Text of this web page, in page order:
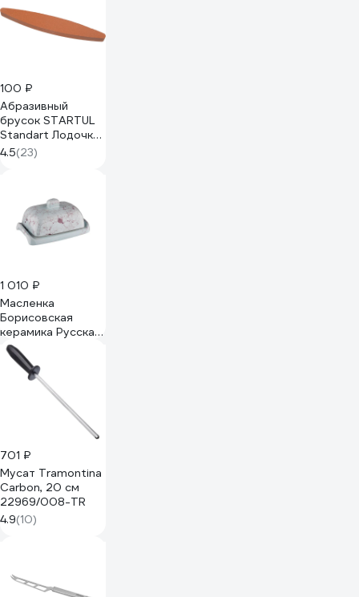
керамических,
спортивных,
складных ножей
100 ₽
Абразивный
брусок STARTUL
Standart Лодочка
ST5010
4.5(23)
1 010 ₽
Масленка
Борисовская
керамика Русская
17x10 см,
романтика 106744
701 ₽
Мусат Tramontina
Carbon, 20 см
22969/008-TR
4.9(10)